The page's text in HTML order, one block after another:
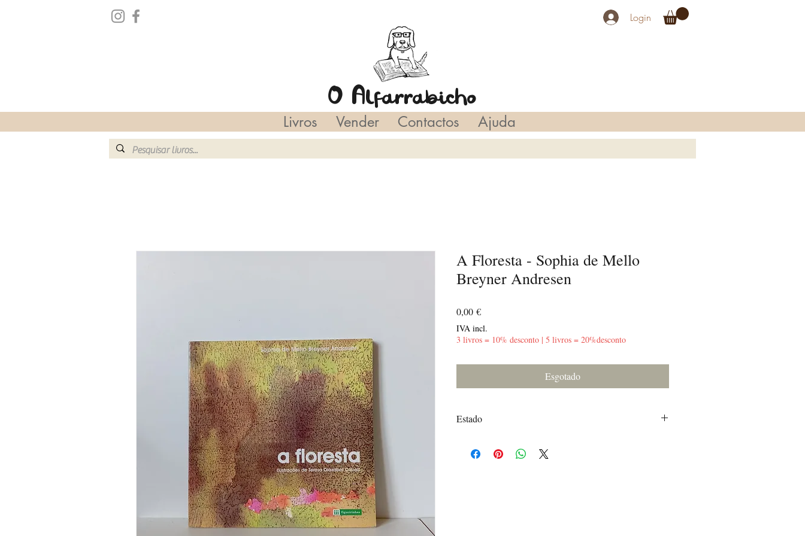
O Alfarrabicho
Login
Livros Vender Contactos Ajuda
A Floresta - Sophia de Mello
Breyner Andresen
0,00 €Preço
IVA incl.
3 livros = 10% desconto | 5 livros = 20%desconto
Esgotado
Estado